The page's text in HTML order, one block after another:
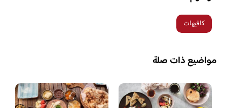
كافيهات
مواضيع ذات صلة